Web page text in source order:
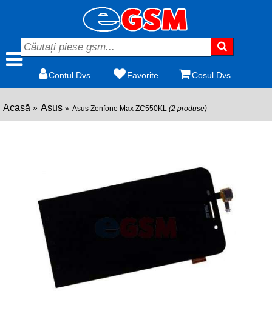
Contul Dvs. Favorite Coșul Dvs.
Acasă Asus Asus Zenfone Max ZC550KL (2 produse)